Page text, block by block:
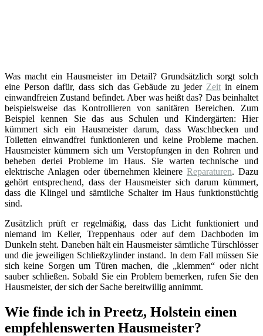
Was macht ein Hausmeister im Detail? Grundsätzlich sorgt solch
eine Person dafür, dass sich das Gebäude zu jeder Zeit in einem
einwandfreien Zustand befindet. Aber was heißt das? Das beinhaltet
beispielsweise das Kontrollieren von sanitären Bereichen. Zum
Beispiel kennen Sie das aus Schulen und Kindergärten: Hier
kümmert sich ein Hausmeister darum, dass Waschbecken und
Toiletten einwandfrei funktionieren und keine Probleme machen.
Hausmeister kümmern sich um Verstopfungen in den Rohren und
beheben derlei Probleme im Haus. Sie warten technische und
elektrische Anlagen oder übernehmen kleinereReparaturen. Dazu
gehört entsprechend, dass der Hausmeister sich darum kümmert,
dass die Klingel und sämtliche Schalter im Haus funktionstüchtig
sind.
Zusätzlich prüft er regelmäßig, dass das Licht funktioniert und
niemand im Keller, Treppenhaus oder auf dem Dachboden im
Dunkeln steht. Daneben hält ein Hausmeister sämtliche Türschlösser
und die jeweiligen Schließzylinder instand. In dem Fall müssen Sie
sich keine Sorgen um Türen machen, die „klemmen“ oder nicht
sauber schließen. Sobald Sie ein Problem bemerken, rufen Sie den
Hausmeister, der sich der Sache bereitwillig annimmt.
Wie finde ich in Preetz, Holstein einen
empfehlenswerten Hausmeister?